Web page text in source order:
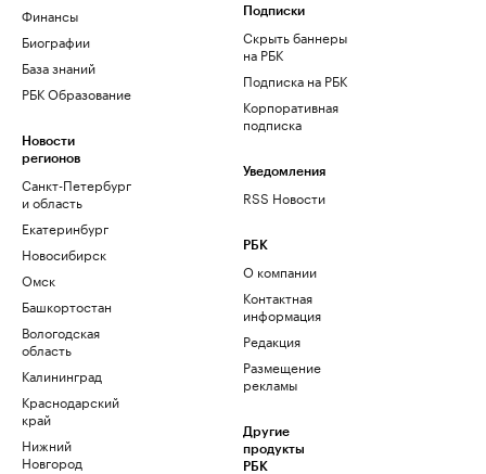
Финансы
Биографии
База знаний
РБК Образование
Новости
регионов
Санкт-Петербург
и область
Екатеринбург
Новосибирск
Омск
Башкортостан
Вологодская
область
Калининград
Краснодарский
край
Нижний
Новгород
Подписки
Скрыть баннеры
на РБК
Подписка на РБК
Корпоративная
подписка
Уведомления
RSS Новости
РБК
О компании
Контактная
информация
Редакция
Размещение
рекламы
Другие
продукты
РБК